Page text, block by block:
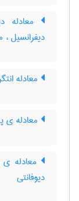
معادله
دیفرانسیل
معادله
معادله
معادله ی
دیوفانتی